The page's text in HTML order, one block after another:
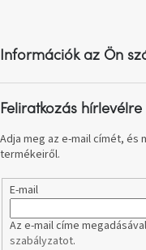
Hoorns
gyűjtemény
Karácsonyi
e-
kollekció
Most
repül
éInformációk az Ön
Feliratkozás hírlevélre
Adja meg az e-mail címét, és
termékeiről.
E-mail
Az e-mail címe
szabályzatot.